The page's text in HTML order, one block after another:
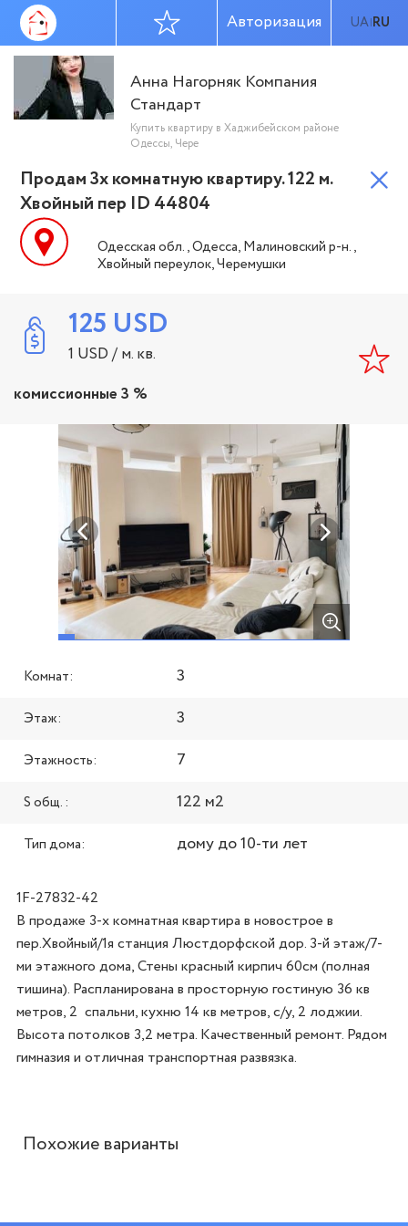
UA|RU
Авторизация
Анна Нагорняк Компания
Стандарт
Купить квартиру в Хаджибейском районе
Одессы, Чере
Продам 3х комнатную квартиру. 122 м.
Хвойный пер ID 44804
Одесская обл., Одесса, Малиновский р-н.,
Хвойный переулок, Черемушки
125 USD
1 USD/ м. кв.
комиссионные 3 %
Комнат: 3
Этаж: 3
Этажность: 7
S общ. : 122 м2
Тип дома: дому до 10-ти лет
1F-27832-42
В продаже 3-х комнатная квартира в новострое в
пер.Хвойный/1я станция Люстдорфской дор. 3-й этаж/7-
ми этажного дома, Стены красный кирпич 60см (полная
тишина). Распланирована в просторную гостиную 36 кв
метров, 2  спальни, кухню 14 кв метров, с/у, 2 лоджии.
Высота потолков 3,2 метра. Качественный ремонт. Рядом
гимназия и отличная транспортная развязка.
Похожие варианты